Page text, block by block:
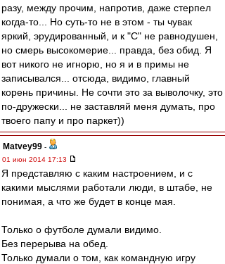
разу, между прочим, напротив, даже стерпел
когда-то... Но суть-то не в этом - ты чувак
яркий, эрудированный, и к "С" не равнодушен,
но смерь высокомерие... правда, без обид. Я
вот никого не игнорю, но я и в примы не
записывался... отсюда, видимо, главный
корень причины. Не сочти это за выволочку, это
по-дружески... не заставляй меня думать, про
твоего папу и про паркет))
Matvey99 -
01 июн 2014 17:13
Я представляю с каким настроением, и с
какими мыслями работали люди, в штабе, не
понимая, а что же будет в конце мая.
Только о футболе думали видимо.
Без перерыва на обед.
Только думали о том, как командную игру